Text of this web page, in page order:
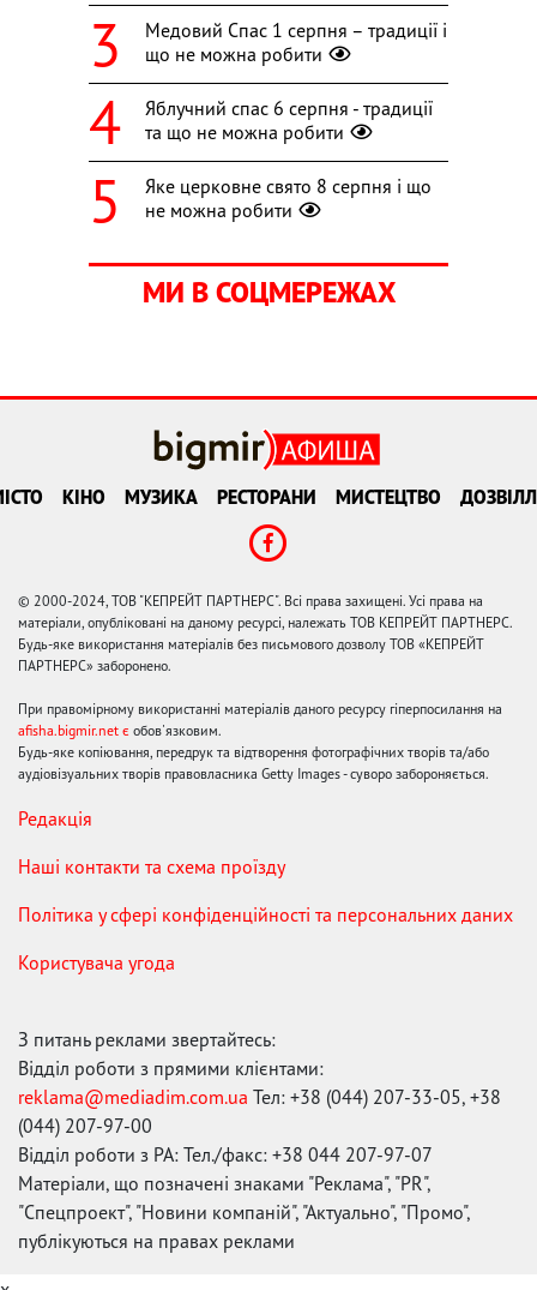
Медовий Спас 1 серпня – традиції і
що не можна робити
Яблучний спас 6 серпня - традиції
та що не можна робити
Яке церковне свято 8 серпня і що
не можна робити
МИ В СОЦМЕРЕЖАХ
КІНО МУЗИКА РЕСТОРАНИ МИСТЕЦТВО
© 2000-2024, ТОВ "КЕПРЕЙТ ПАРТНЕРС". Всі права захищені. Усі права на
матеріали, опубліковані на даному ресурсі, належать ТОВ КЕПРЕЙТ ПАРТНЕРС.
Будь-яке використання матеріалів без письмового дозволу ТОВ «КЕПРЕЙТ
ПАРТНЕРС» заборонено.
При правомірному використанні матеріалів даного ресурсу гіперпосилання на
afisha.bigmir.net є обов'язковим.
Будь-яке копіювання, передрук та відтворення фотографічних творів та/або
аудіовізуальних творів правовласника Getty Images - суворо забороняється.
Редакція
Наші контакти та схема проїзду
Політика у сфері конфіденційності та персональних даних
Користувача угода
З питань реклами звертайтесь:
Відділ роботи з прямими клієнтами:
reklama@mediadim.com.ua Тел: +38 (044) 207-33-05, +38
(044) 207-97-00
Відділ роботи з РА: Тел./факс: +38 044 207-97-07
Матеріали, що позначені знаками "Реклама", "PR",
"Спецпроект", "Новини компаній", "Актуально", "Промо",
публікуються на правах реклами